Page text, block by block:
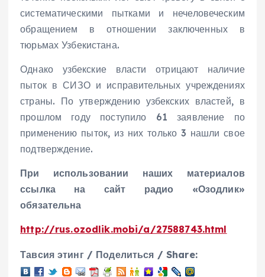
систематическими пытками и нечеловеческим
обращением в отношении заключенных в
тюрьмах Узбекистана.
Однако узбекские власти отрицают наличие
пыток в СИЗО и исправительных учреждениях
страны. По утверждению узбекских властей, в
прошлом году поступило 61 заявление по
применению пыток, из них только 3 нашли свое
подтверждение.
При использовании наших материалов
ссылка на сайт радио «Озодлик»
обязательна
http://rus.ozodlik.mobi/a/27588743.html
Тавсия этинг / Поделиться / Share: